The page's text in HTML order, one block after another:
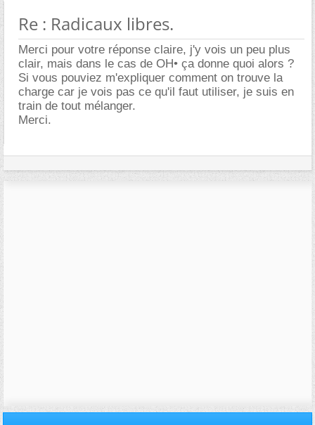
Re : Radicaux libres.
Merci pour votre réponse claire, j'y vois un peu plus
clair, mais dans le cas de OH• ça donne quoi alors ?
Si vous pouviez m'expliquer comment on trouve la
charge car je vois pas ce qu'il faut utiliser, je suis en
train de tout mélanger.
Merci.